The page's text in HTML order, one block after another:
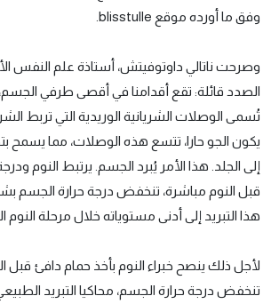
وفق ما أورده موقع blisstulle.
وصرحت ناتالي داوتوفيتش، أستاذة علم النفس
الصدد قائلة: تقع أقدامنا في أقصى طرفي
تُسمى الوصلات الشريانية الوريدية التي تربط
يكون الجو حارا، تتسع هذه الوصلات، مما يسمح
إلى الجلد. هذا الأمر يُبرد الجسم. يرتبط النوم ودرجة
قبل النوم مباشرة، تنخفض درجة حرارة
هذا التبريد إلى أدنى مستوياته خلال مرحلة النوم
لأجل ذلك ينصح خبراء النوم بأخذ حمام دافئ قبل
تنخفض درجة حرارة الجسم، محاكيا التبريد